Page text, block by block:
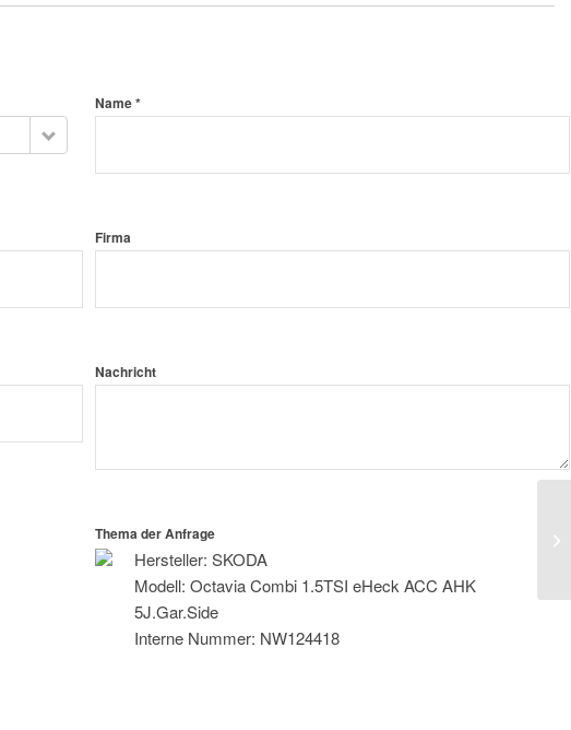
Name *
Firma
Nachricht
Thema der Anfrage
Hersteller: SKODA
Modell: Octavia Combi 1.5TSI eHeck ACC AHK
5J.Gar.Side
Interne Nummer: NW124418